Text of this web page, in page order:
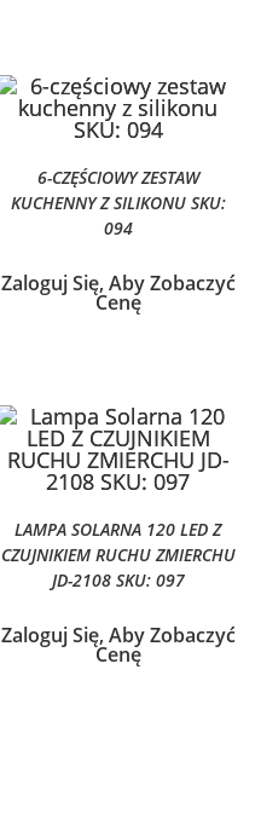
6-CZĘŚCIOWY ZESTAW
KUCHENNY Z SILIKONU SKU:
094
Zaloguj Się, Aby Zobaczyć
Cenę
LAMPA SOLARNA 120 LED Z
CZUJNIKIEM RUCHU ZMIERCHU
JD-2108 SKU: 097
Zaloguj Się, Aby Zobaczyć
Cenę